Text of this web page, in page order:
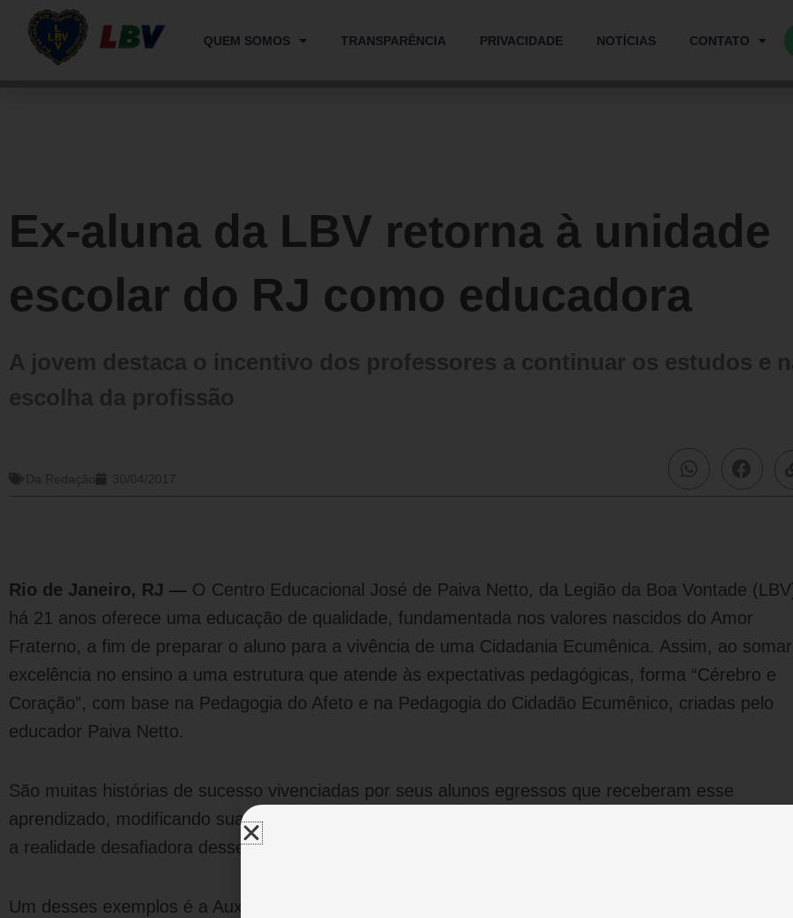
QUEM SOMOS TRANSPARÊNCIA PRIVACIDADE NOTÍCIAS CONTATO
Ex-aluna da LBV retorna à unidade
escolar do RJ como educadora
A jovem destaca o incentivo dos professores a continuar os estudos e
escolha da profissão
Da Redação 30/04/2017
Rio de Janeiro, RJ — O Centro Educacional José de Paiva Netto, da Legião da Boa Vontade
há 21 anos oferece uma educação de qualidade, fundamentada nos valores nascidos do Amor
Fraterno, a fim de preparar o aluno para a vivência de uma Cidadania Ecumênica. Assim, ao
excelência no ensino a uma estrutura que atende às expectativas pedagógicas, forma “Cérebro e
Coração”, com base na Pedagogia do Afeto e na Pedagogia do Cidadão Ecumênico, criadas pelo
educador Paiva Netto.
São muitas histórias de sucesso vivenciadas por seus alunos egressos que receberam esse
aprendizado, modificando sua maneira de pensar e agir, tornando-os aptos e capacitados a
a realidade desafiadora desse século e alcançarem o sucesso pessoal e profissional almejados.
Um desses exemplos é a Auxiliar de Desenvolvimento Infantil. Letícia Brum, de 20 anos, que a partir